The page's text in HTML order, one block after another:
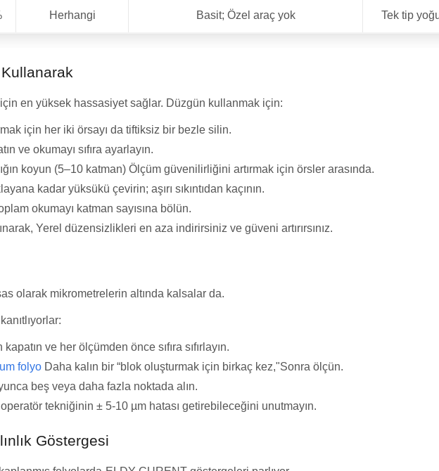
Herhangi Basit; Özel araç yok Tek tip
en yüksek hassasiyet sağlar. Düzgün kullanmak için:
için her iki örsayı da tiftiksiz bir bezle silin.
ve okumayı sıfıra ayarlayın.
koyun (5–10 katman) Ölçüm güvenilirliğini artırmak için örsler arasında.
kadar yüksükü çevirin; aşırı sıkıntıdan kaçının.
okumayı katman sayısına bölün.
Yerel düzensizlikleri en aza indirirsiniz ve güveni artırırsınız.
olarak mikrometrelerin altında kalsalar da.
ve her ölçümden önce sıfıra sıfırlayın.
folyo Daha kalın bir “blok oluşturmak için birkaç kez,"Sonra ölçün.
beş veya daha fazla noktada alın.
tekniğinin ± 5-10 µm hatası getirebileceğini unutmayın.
Göstergesi